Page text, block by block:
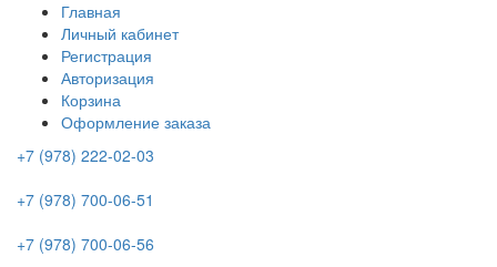
Главная
Личный кабинет
Регистрация
Авторизация
Корзина
Оформление заказа
+7 (978) 222-02-03
+7 (978) 700-06-51
+7 (978) 700-06-56